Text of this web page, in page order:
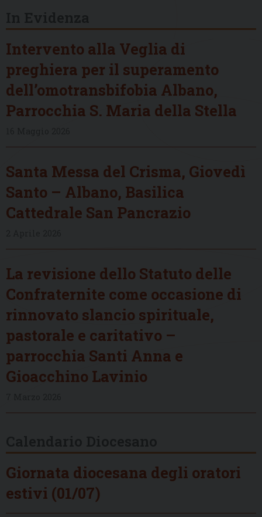
Intervento alla Veglia di
preghiera per il superamento
dell’omotransbifobia Albano,
Parrocchia S. Maria della Stella
Santa Messa del Crisma, Giovedì
Santo – Albano, Basilica
Cattedrale San Pancrazio
La revisione dello Statuto delle
Confraternite come occasione di
rinnovato slancio spirituale,
pastorale e caritativo –
parrocchia Santi Anna e
Gioacchino Lavinio
Giornata diocesana degli oratori
estivi (01/07)